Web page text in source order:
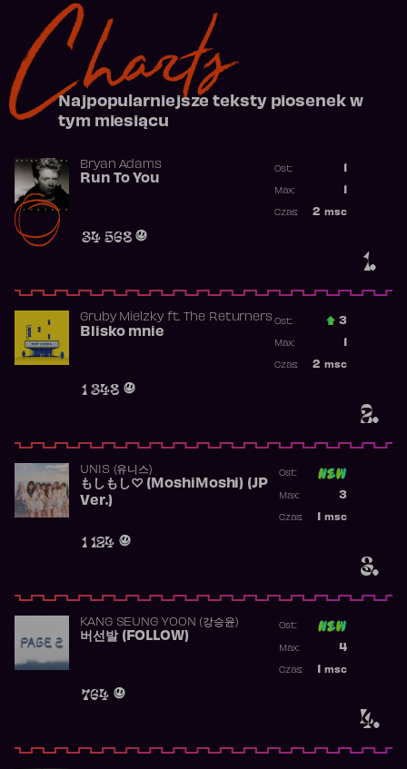
Charts
Najpopularniejsze teksty piosenek w
tym miesiącu
1.
Bryan Adams
Run To You
34 568
Ost.:
Max:
2 msc
Czas:
2.
Gruby Mielzkyft. The Returners
Blisko mnie
1 348
Ost.: 3
Max:
2 msc
Czas:
3.
UNIS (유니스)
もしもし♡ (MoshiMoshi) (JP
Ver.)
1 124
Ost:
3
Max:
msc
Czas:
4.
KANG SEUNG YOON (강승윤)
버선발 (FOLLOW)
764
Ost:
4
Max:
msc
Czas: